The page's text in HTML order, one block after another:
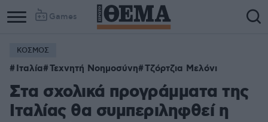
Games
ΚΟΣΜΟΣ
Ιταλία Τεχνητή Νοημοσύνη Τζόρτζια Μελόνι
Στα σχολικά προγράμματα της
Ιταλίας θα συμπεριληφθεί η